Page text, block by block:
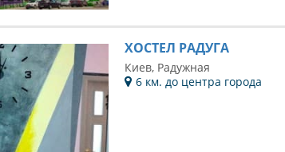
ХОСТЕЛ РАДУГА
Киев, Радужная
6 км. до центра города